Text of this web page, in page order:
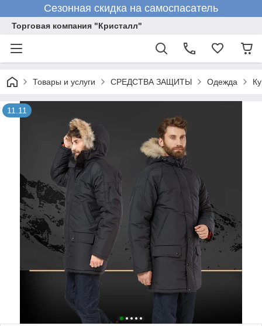
Сезонная скидка на самоспасатель
Торговая компания "Кристалл"
Товары и услуги СРЕДСТВА ЗАЩИТЫ Одежда
11.11